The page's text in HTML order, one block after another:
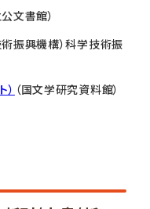
公文書館）
術振興機構）科学技術振
（国文学研究資料館）